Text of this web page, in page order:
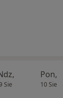
Sie
Pon,
10 Sie